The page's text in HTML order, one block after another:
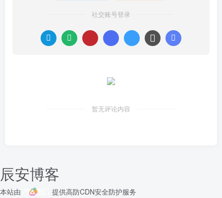
社交账号登录
暂无评论内容
辰安博客
本站由 提供高防CDN安全防护服务